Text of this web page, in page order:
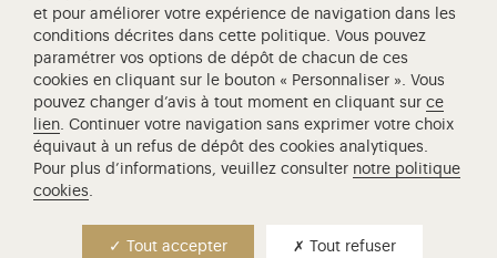
Contact presse
Centre de Musique Baroque de Versailles
Réseau des Résidences Royales Européenne
Société des Amis de Versailles
Académie équestre nationale du domaine de Versailles
Campus Versailles
et pour améliorer votre expérience de navigation dans les
conditions décrites dans cette politique. Vous pouvez
paramétrer vos options de dépôt de chacun de ces
cookies en cliquant sur le bouton « Personnaliser ». Vous
pouvez changer d’avis à tout moment en cliquant surce
lien. Continuer votre navigation sans exprimer votre choix
équivaut à un refus de dépôt des cookies analytiques.
Pour plus d’informations, veuillez consulter notre politique
cookies.
Tout accepter Tout refuser